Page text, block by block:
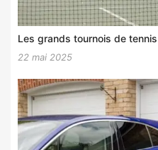
Les grands tournois de
22 mai 2025